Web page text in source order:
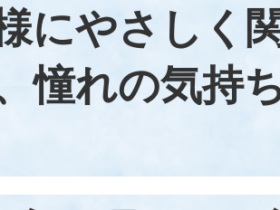
にやさしく
憧れの気持